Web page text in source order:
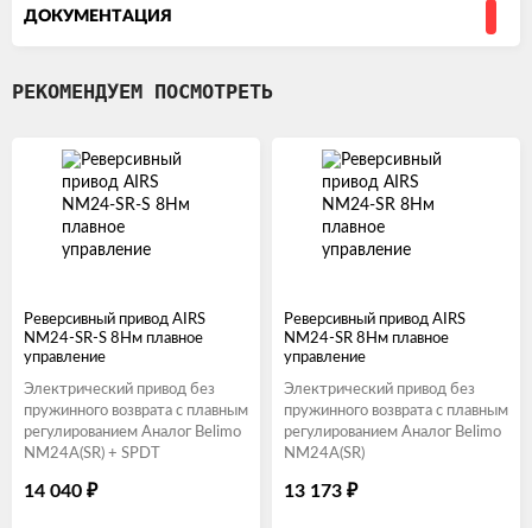
ДОКУМЕНТАЦИЯ
РЕКОМЕНДУЕМ ПОСМОТРЕТЬ
Реверсивный привод AIRS
NM24-SR-S 8Нм плавное
управление
Электрический привод без
пружинного возврата с плавным
регулированием Аналог Belimo
NM24A(SR) + SPDT
14 040 ₽
Реверсивный привод AIRS
NM24-SR 8Нм плавное
управление
Электрический привод без
пружинного возврата с плавным
регулированием Аналог Belimo
NM24A(SR)
13 173 ₽